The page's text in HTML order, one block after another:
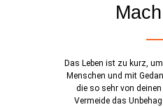
Das Leben ist zu kurz,
Menschen und mit
die so sehr von
Vermeide das